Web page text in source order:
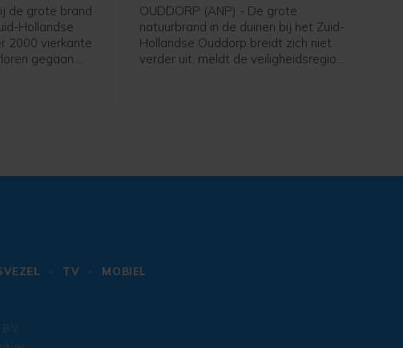
de grote brand
Hollandse
2000 vierkante
gegaan.
OUDDORP (ANP) - De grote
natuurbrand in de duinen bij het Zuid-
Hollandse Ouddorp breidt zich niet
verder uit, meldt de veiligheidsregio.
TV
MOBIEL